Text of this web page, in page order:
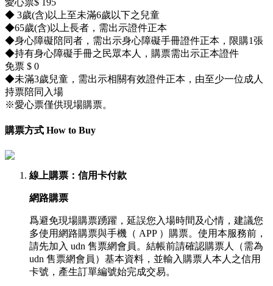
◆ 3歲(含)以上至未滿6歲以下之兒童
◆65歲(含)以上長者，需出示證件正本
◆身心障礙陪同者，需出示身心障礙手冊證件正本，限購1張
◆持有身心障礙手冊之民眾本人，購票需出示正本證件
免票 $ 0
◆未滿3歲兒童，需出示相關有效證件正本，由至少一位成人
持票陪同入場
※愛心票僅供現場購票。
購票方式 How to Buy
線上購票 ：信用卡付款
網路購票
爲避免現場購票踴躍，延誤您入場時間及心情，建議您
多使用網路購票與手機（ APP ）購票。使用本服務前，
請先加入 udn 售票網會員。結帳前請確認購票人（需為
udn 售票網會員）基本資料，並輸入購票人本人之信用
卡號，產生訂單編號始完成交易。